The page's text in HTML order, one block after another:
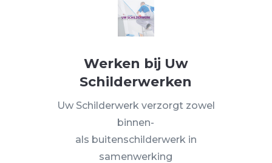
Werken bij Uw
Schilderwerken
Uw Schilderwerk verzorgt zowel
binnen-
als buitenschilderwerk in
samenwerking